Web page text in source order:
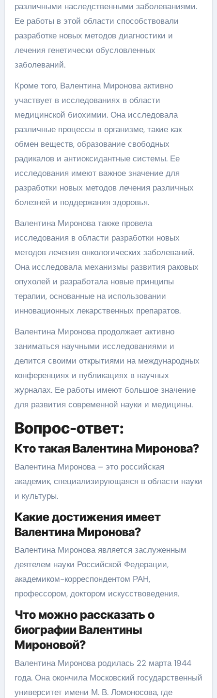
различными наследственными заболеваниями.
Ее работы в этой области способствовали
разработке новых методов диагностики и
лечения генетически обусловленных
заболеваний.
Кроме того, Валентина Миронова активно
участвует в исследованиях в области
медицинской биохимии. Она исследовала
различные процессы в организме, такие как
обмен веществ, образование свободных
радикалов и антиоксидантные системы. Ее
исследования имеют важное значение для
разработки новых методов лечения различных
болезней и поддержания здоровья.
Валентина Миронова также провела
исследования в области разработки новых
методов лечения онкологических заболеваний.
Она исследовала механизмы развития раковых
опухолей и разработала новые принципы
терапии, основанные на использовании
инновационных лекарственных препаратов.
Валентина Миронова продолжает активно
заниматься научными исследованиями и
делится своими открытиями на международных
конференциях и публикациях в научных
журналах. Ее работы имеют большое значение
для развития современной науки и медицины.
Вопрос-ответ:
Кто такая Валентина Миронова?
Валентина Миронова – это российская
академик, специализирующаяся в области науки
и культуры.
Какие достижения имеет
Валентина Миронова?
Валентина Миронова является заслуженным
деятелем науки Российской Федерации,
академиком-корреспондентом РАН,
профессором, доктором искусствоведения.
Что можно рассказать о
биографии Валентины
Мироновой?
Валентина Миронова родилась 22 марта 1944
года. Она окончила Московский государственный
университет имени М. В. Ломоносова, где